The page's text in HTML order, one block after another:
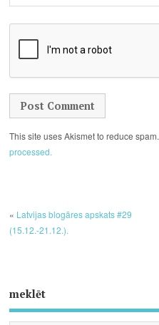
This site uses Akismet to reduce spam.
processed.
« Latvijas blogāres apskats #29
(15.12.-21.12.).
meklēt